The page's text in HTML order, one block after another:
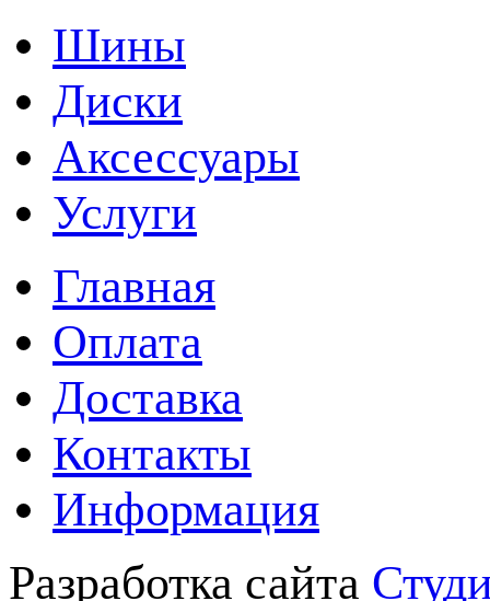
Шины
Диски
Аксессуары
Услуги
Главная
Оплата
Доставка
Контакты
Информация
Разработка сайта